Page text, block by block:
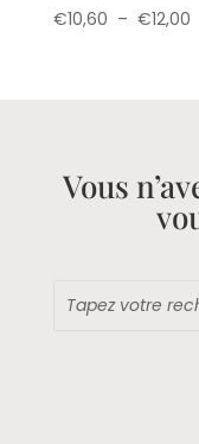
€10,60 – €12,00
Vous